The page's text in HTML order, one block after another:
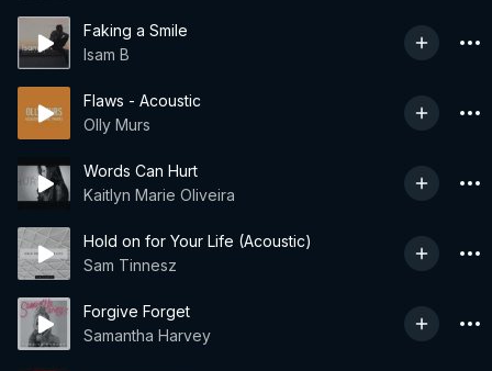
Faking a Smile
Isam B
Flaws - Acoustic
Olly Murs
Words Can Hurt
Kaitlyn Marie Oliveira
Hold on for Your Life (Acoustic)
Sam Tinnesz
Forgive Forget
Samantha Harvey